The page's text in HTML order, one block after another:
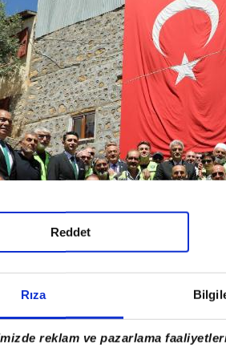
Rıza
reklam ve pazarlama
Reddet
meydanındaki Kültür Evi